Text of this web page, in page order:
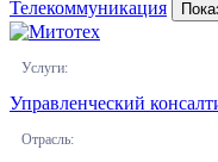
Телекоммуникация
Услуги:
Управленческий
Отрасль: